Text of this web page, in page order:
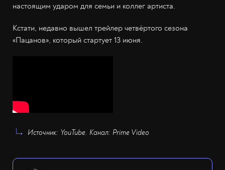
настоящим ударом для семьи и коллег артиста.
Кстати, недавно вышел трейлер четвёртого сезона
«Пацанов», который стартует 13 июня.
Источник: YouTube. Канал: Prime Video